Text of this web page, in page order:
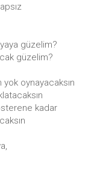
güzelim?
güzelim?
yok oynayacaksın
kadar